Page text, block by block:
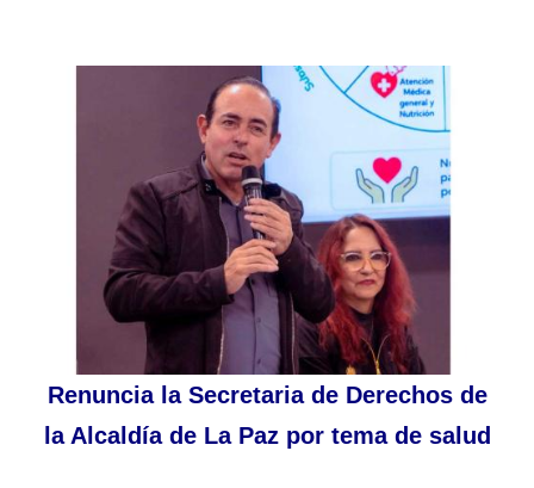
Renuncia la Secretaria de Derechos de
la Alcaldía de La Paz por tema de salud